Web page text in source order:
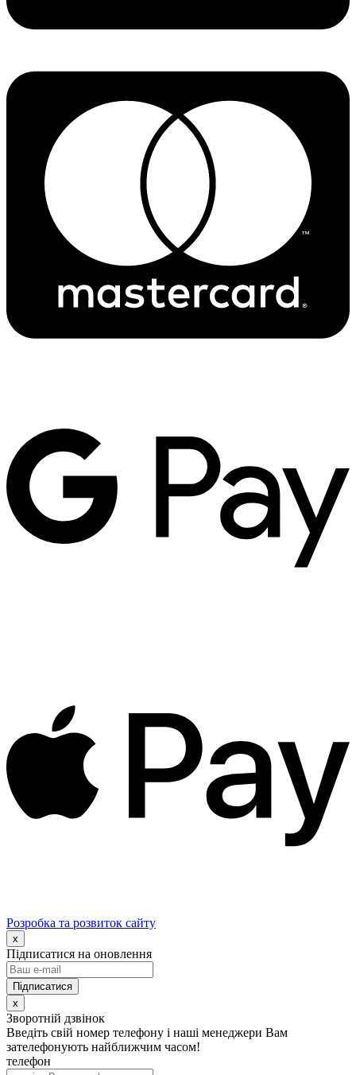
Розробка та розвиток сайту
x
Підписатися на оновлення
x
Зворотній дзвінок
Введіть свій номер телефону і наші менеджери Вам
зателефонують найближчим часом!
телефон